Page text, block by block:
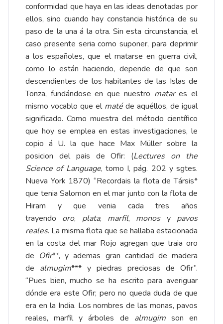
conformidad que haya en las ideas denotadas por
ellos, sino cuando hay constancia histórica de su
paso de la una á la otra. Sin esta circunstancia, el
caso presente seria como suponer, para deprimir
a los españoles, que el matarse en guerra civil,
como lo están haciendo, depende de que son
descendientes de los habitantes de las Islas de
Tonza, fundándose en que nuestro matares el
mismo vocablo que elmatéde aquéllos, de igual
significado. Como muestra del método científico
que hoy se emplea en estas investigaciones, le
copio á U. la que hace Max Müller sobre la
posicion del pais de Ofir: (Lectures on the
Science of Language, tomo I, pág. 202 y sgtes.
Nueva York 1870) “Recordais la flota de Társis*
que tenia Salomon en el mar junto con la flota de
Hiram y que venia cada tres años
trayendo oro, plata, marfil, monos ypavos
reales. La misma flota que se hallaba estacionada
en la costa del mar Rojo agregan que traia oro
de Ofir**, y ademas gran cantidad de madera
de almugim*** y piedras preciosas de Ofir”.
“Pues bien, mucho se ha escrito para averiguar
dónde era este Ofir; pero no queda duda de que
era en la India. Los nombres de las monas, pavos
reales, marfil y árboles de almugimson en